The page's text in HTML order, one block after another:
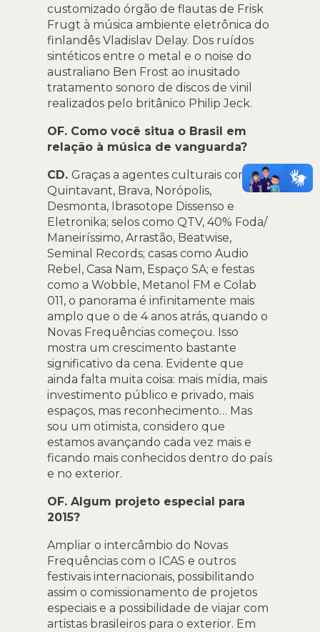
customizado órgão de flautas de Frisk
Frugt à música ambiente eletrônica do
finlandês Vladislav Delay. Dos ruídos
sintéticos entre o metal e o noise do
australiano Ben Frost ao inusitado
tratamento sonoro de discos de vinil
realizados pelo britânico Philip Jeck.
OF. Como você situa o Brasil em
relação à música de vanguarda?
CD. Graças a agentes culturais como
Quintavant, Brava, Norópolis,
Desmonta, Ibrasotope Dissenso e
Eletronika; selos como QTV, 40% Foda/
Maneiríssimo, Arrastão, Beatwise,
Seminal Records; casas como Audio
Rebel, Casa Nam, Espaço SA; e festas
como a Wobble, Metanol FM e Colab
011, o panorama é infinitamente mais
amplo que o de 4 anos atrás, quando o
Novas Frequências começou. Isso
mostra um crescimento bastante
significativo da cena. Evidente que
ainda falta muita coisa: mais mídia, mais
investimento público e privado, mais
espaços, mas reconhecimento… Mas
sou um otimista, considero que
estamos avançando cada vez mais e
ficando mais conhecidos dentro do país
e no exterior.
OF. Algum projeto especial para
2015?
Ampliar o intercâmbio do Novas
Frequências com o ICAS e outros
festivais internacionais, possibilitando
assim o comissionamento de projetos
especiais e a possibilidade de viajar com
artistas brasileiros para o exterior. Em